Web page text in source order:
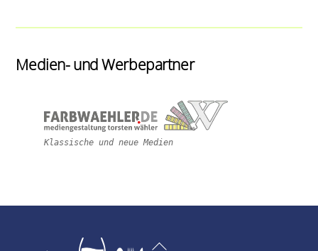
Medien- und Werbepartner
Klassische und neue Medien
Back